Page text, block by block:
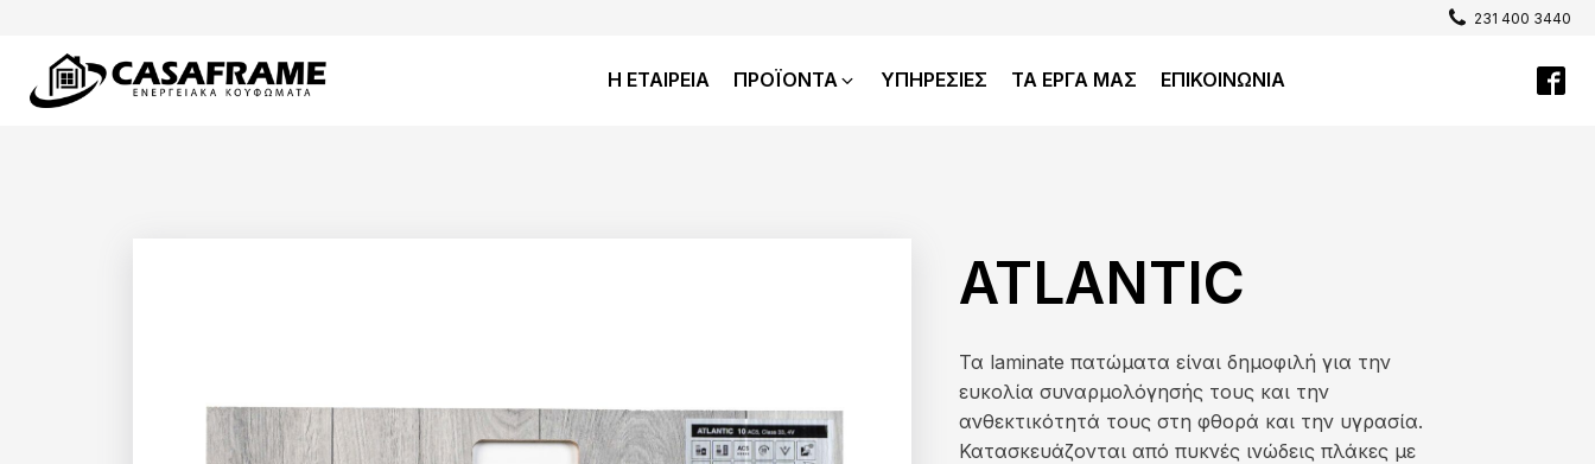
231 400 3440
Η ΕΤΑΙΡΕΙΑ ΠΡΟΪΟΝΤΑ ΥΠΗΡΕΣΙΕΣ ΤΑ ΕΡΓΑ ΜΑΣ ΕΠΙΚΟΙΝΩΝΙΑ
ATLANTIC
Τα laminate πατώματα είναι δημοφιλή για την
ευκολία συναρμολόγησής τους και την
ανθεκτικότητά τους στη φθορά και την υγρασία.
Κατασκευάζονται από πυκνές ινώδεις πλάκες με